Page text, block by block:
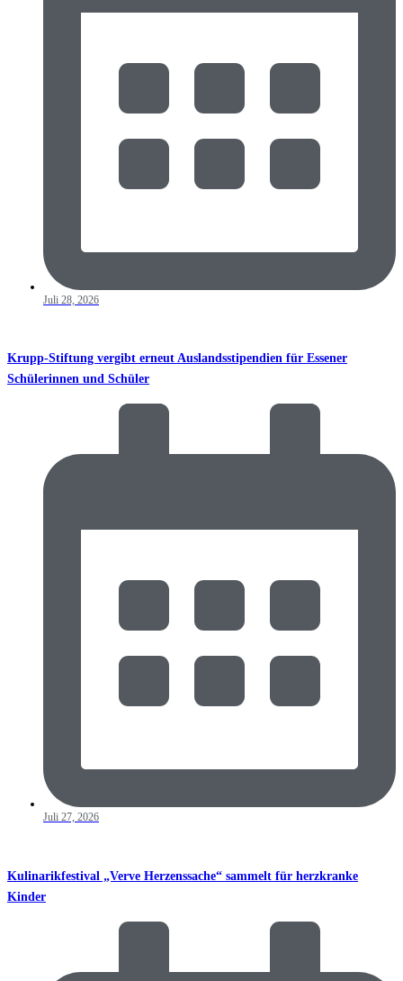
Juli 28, 2026
Krupp-Stiftung vergibt erneut Auslandsstipendien für Essener
Schülerinnen und Schüler
Juli 27, 2026
Kulinarikfestival „Verve Herzenssache“ sammelt für herzkranke
Kinder